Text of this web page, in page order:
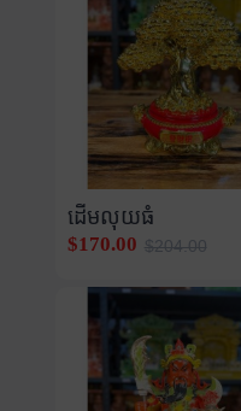
ដើមលុយធំ
$170.00 $204.00